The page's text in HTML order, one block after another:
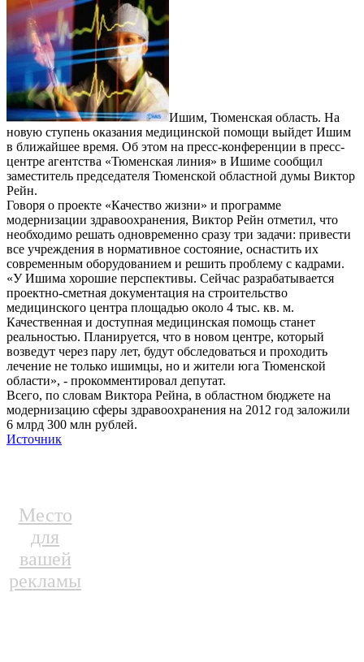
Ишим, Тюменская область. На
новую ступень оказания медицинской помощи выйдет Ишим
в ближайшее время. Об этом на пресс-конференции в пресс-
центре агентства «Тюменская линия» в Ишиме сообщил
заместитель председателя Тюменской областной думы Виктор
Рейн.
Говоря о проекте «Качество жизни» и программе
модернизации здравоохранения, Виктор Рейн отметил, что
необходимо решать одновременно сразу три задачи: привести
все учреждения в нормативное состояние, оснастить их
современным оборудованием и решить проблему с кадрами.
«У Ишима хорошие перспективы. Сейчас разрабатывается
проектно-сметная документация на строительство
медицинского центра площадью около 4 тыс. кв. м.
Качественная и доступная медицинская помощь станет
реальностью. Планируется, что в новом центре, который
возведут через пару лет, будут обследоваться и проходить
лечение не только ишимцы, но и жители юга Тюменской
области», - прокомментировал депутат.
Всего, по словам Виктора Рейна, в областном бюджете на
модернизацию сферы здравоохранения на 2012 год заложили
6 млрд 300 млн рублей.
Источник
Место
для
вашей
рекламы